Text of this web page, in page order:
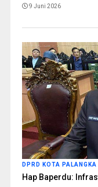
9 Juni 2026
DPRD KOTA PALANGKA
Hap Baperdu: